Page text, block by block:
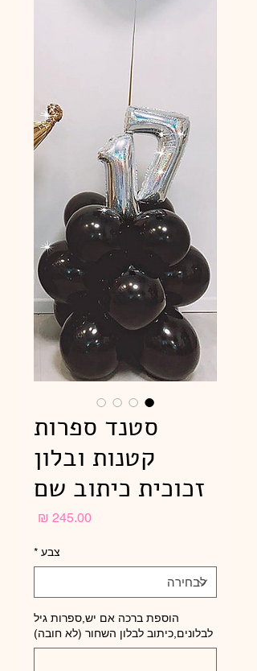
סטנד ספרות
קטנות ובלון
זכוכית כיתוב שם
צבע *
הוספת ברכה אם יש,ספרות גיל
לבלונים,כיתוב לבלון השחור (לא חובה)